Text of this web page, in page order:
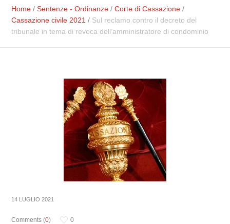
Home /Sentenze - Ordinanze /Corte di Cassazione /
Cassazione civile 2021 / Sul reclamo contro il decreto del
tribunale in tema di revoca dell’amministratore di condominio
14 LUGLIO 2021
Comments (0)
0